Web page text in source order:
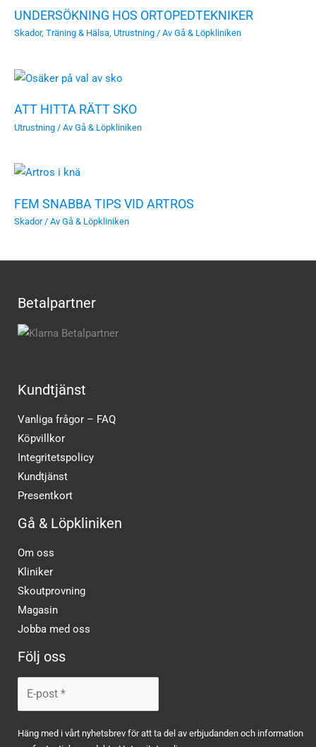
UNDERSÖKNING HOS ORTOPEDTEKNIKER
Skador, Träning & Hälsa, Utrustning / Av Gå & Löpkliniken
ATT HITTA RÄTT SKO
Utrustning / Av Gå & Löpkliniken
FEM SNABBA TIPS VID ARTROS
Skador/ Av Gå & Löpkliniken
Betalpartner
Kundtjänst
Vanliga frågor – FAQ
Köpvillkor
Integritetspolicy
Kundtjänst
Presentkort
Gå & Löpkliniken
Om oss
Kliniker
Skoutprovning
Magasin
Jobba med oss
Följ oss
Häng med i vårt nyhetsbrev för att ta del av erbjudanden och information